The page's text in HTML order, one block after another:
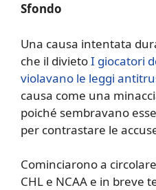
Sfondo
Una causa intentata
che il divietoI giocatori
violavano le leggi
causa come una
poiché sembravano
per contrastare le
Cominciarono a
CHL e NCAA e in breve